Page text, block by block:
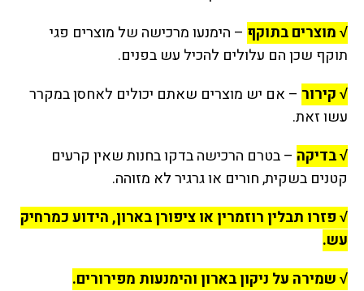
√ מוצרים בתוקף – הימנעו מרכישה של מוצרים פגי
תוקף שכן הם עלולים להכיל עש בפנים.
√ קירור – אם יש מוצרים שאתם יכולים לאחסן במקרר
עשו זאת.
√ בדיקה – בטרם הרכישה בדקו בחנות שאין קרעים
קטנים בשקית, חורים או גרגיר לא מזוהה.
√ פזרו תבלין רוזמרין או ציפורן בארון, הידוע כמרחיק
עש.
√ שמירה על ניקון בארון והימנעות מפירורים.